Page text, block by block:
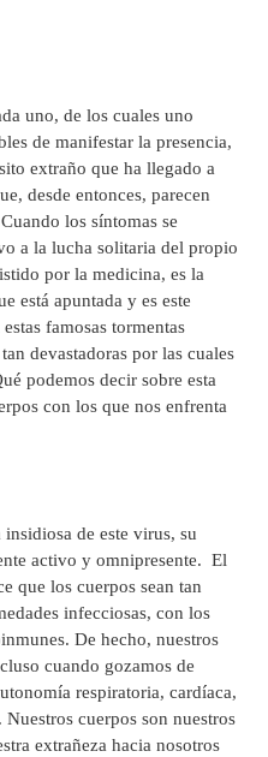
uno, de los cuales uno
de manifestar la presencia,
extraño que ha llegado a
desde entonces, parecen
los síntomas se
a la lucha solitaria del propio
por la medicina, es la
está apuntada y es este
famosas tormentas
devastadoras por las cuales
podemos decir sobre esta
con los que nos enfrenta
de este virus, su
activo y omnipresente. El
que los cuerpos sean tan
infecciosas, con los
De hecho, nuestros
cuando gozamos de
respiratoria, cardíaca,
cuerpos son nuestros
extrañeza hacia nosotros